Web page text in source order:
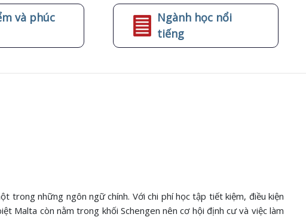
và phúc
Ngành học nổi
tiếng
trong những ngôn ngữ chính. Với chi phí học tập tiết kiệm, điều kiện
Malta còn nằm trong khối Schengen nên cơ hội định cư và việc làm